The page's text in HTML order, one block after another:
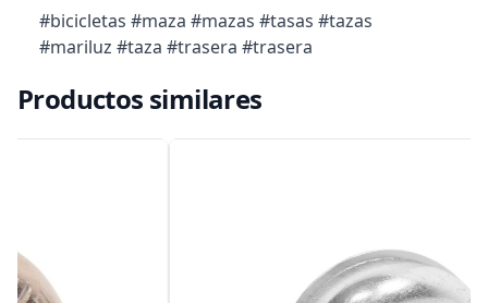
#bicicletas #maza #mazas #tasas #tazas
#mariluz #taza #trasera #trasera
Productos similares